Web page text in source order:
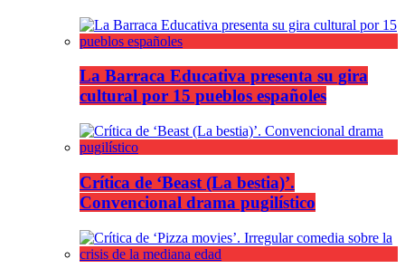
La Barraca Educativa presenta su gira
cultural por 15 pueblos españoles
Crítica de ‘Beast (La bestia)’.
Convencional drama pugilístico